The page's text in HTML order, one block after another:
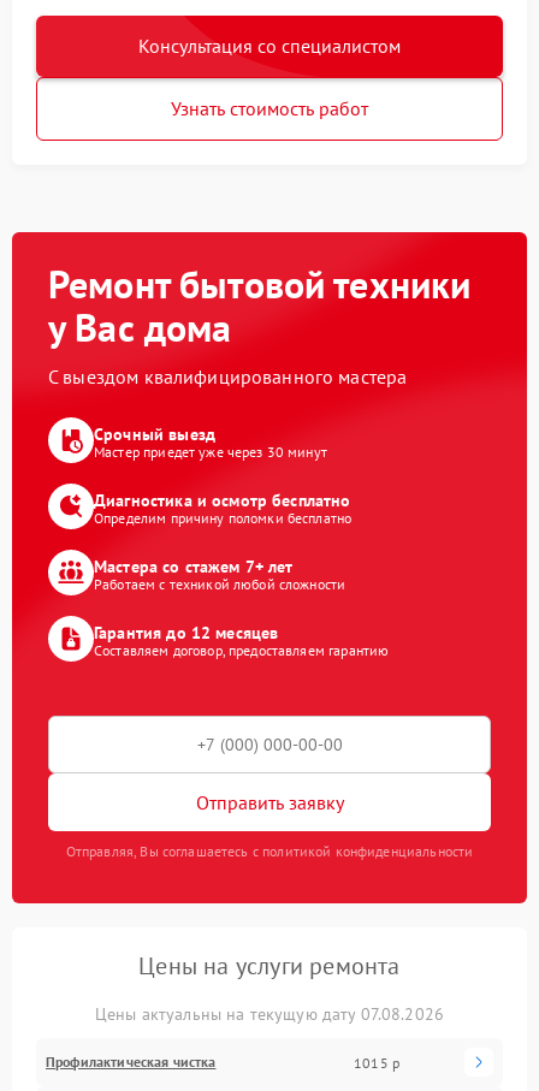
Консультация со специалистом
Узнать стоимость работ
Ремонт бытовой техники
у Вас дома
С выездом квалифицированного мастера
Срочный выезд
Мастер приедет уже через 30 минут
Диагностика и осмотр бесплатно
Определим причину поломки бесплатно
Мастера со стажем 7+ лет
Работаем с техникой любой сложности
Гарантия до 12 месяцев
Составляем договор, предоставляем гарантию
Отправить заявку
Отправляя, Вы соглашаетесь с политикой конфиденциальности
Цены на услуги ремонта
Цены актуальны на текущую дату 07.08.2026
Профилактическая чистка 1015 р